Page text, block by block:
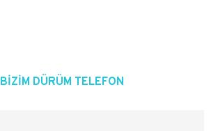
BIZIM DÜRÜM TELEFON